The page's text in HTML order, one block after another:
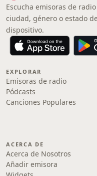
Escucha emisoras de
ciudad, género o estado
dispositivo.
EXPLORAR
Emisoras de radio
Pódcasts
Canciones Populares
ACERCA DE
Acerca de Nosotros
Añadir emisora